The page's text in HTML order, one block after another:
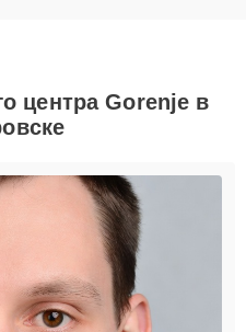
центра Gorenje в